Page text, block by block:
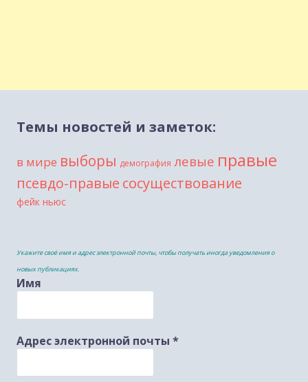
Темы новостей и заметок:
в мире выборы демография левые правые
псевдо-правые сосуществование
фейк ньюс
Укажите своё имя и адрес электронной почты, чтобы получать иногда уведомления о
новых публикациях.
Имя
Адрес электронной почты *